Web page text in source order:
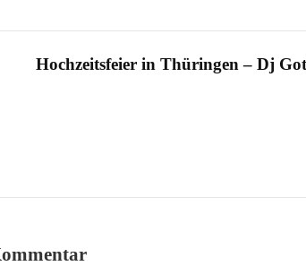
Hochzeitsfeier in Thüringen – Dj